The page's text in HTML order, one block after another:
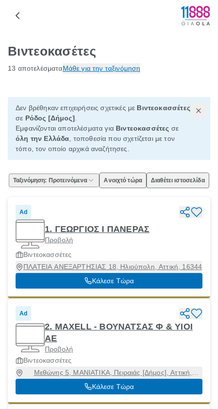
Βιντεοκασέτες
13 αποτελέσματαΜάθε για την ταξινόμηση
Δεν βρέθηκαν επιχειρήσεις σχετικές με Βιντεοκασσέτες
σε Ρόδος [Δήμος]
Εμφανίζονται αποτελέσματα για Βιντεοκασσέτες σε
όλη την Ελλάδα , τοποθεσία που σχετίζεται με τον
τόπο, τον οποίο αρχικά αναζήτησες.
Ταξινόμηση: Προτεινόμενα Ανοιχτό τώρα Διαθέτει ιστοσελίδα
Ad
1. ΓΕΩΡΓΙΟΣ Ι ΠΑΝΕΡΑΣ
Προβολή
Βιντεοκασσέτες
ΠΛΑΤΕΙΑ ΑΝΕΞΑΡΤΗΣΙΑΣ 18, Ηλιούπολη, Αττική, 16344
Κάλεσε Τώρα
Ad
2. MAXELL - ΒΟΥΝΑΤΣΑΣ Φ & ΥΙΟΙ
ΑΕ
Προβολή
Βιντεοκασσέτες
Μεθώνης 5, ΜΑΝΙΑΤΙΚΑ, Πειραιάς [Δήμος], Αττική,
18545
Κάλεσε Τώρα